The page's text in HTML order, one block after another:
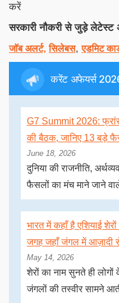
करें
सरकारी नौकरी से जुड़े
जॉब अलर्ट, सिलेबस,एडमिट
करेंट अफेयर्स
G7 Summit 2026:
की बैठक, जानिए 13 बड़े
June 18, 2026
दुनिया की राजनीति,
फैसलों का मंच माने जाने
भारत में कहाँ है एशियाई
जगह जहाँ जंगल में आज़ादी
May 14, 2026
शेरों का नाम सुनते ही
जंगलों की तस्वीर सामने